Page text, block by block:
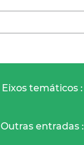
Eixos temáticos :
Outras entradas :